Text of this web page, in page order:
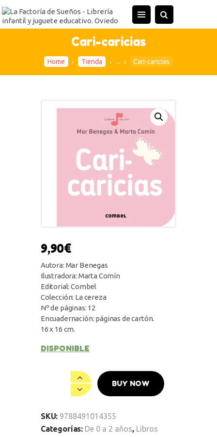
Cari-caricias
Home Tienda ... Cari-caricias
INICIO
TIENDA
ACTIVIDADES
9,90€
Autora: Mar Benegas
Ilustradora: Marta Comín
Editorial: Combel
Colección: La cereza
Nº de páginas: 12
Encuadernación: páginas de cartón.
16 x 16 cm.
DISPONIBLE
BUY NOW
SKU: 9788491014355
Categorías: De 0 a 2 años, Libros